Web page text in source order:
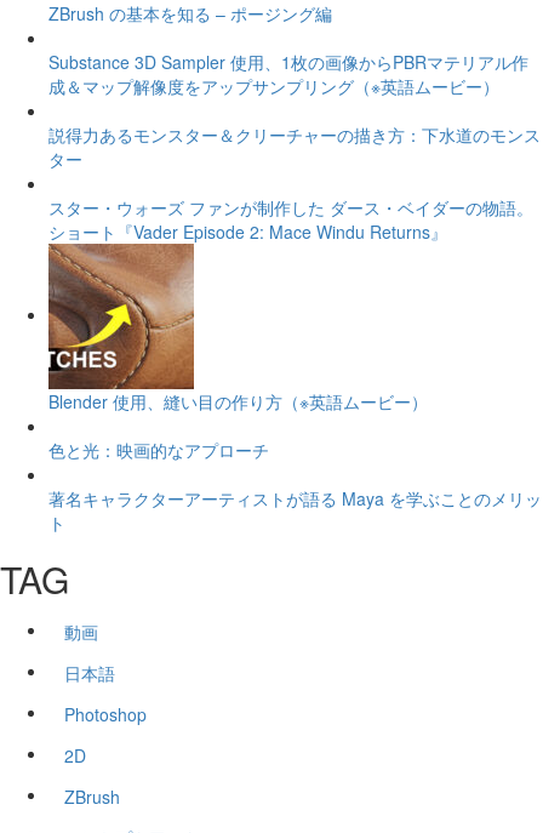
ZBrush の基本を知る – ポージング編
Substance 3D Sampler 使用、1枚の画像からPBRマテリアル作
成＆マップ解像度をアップサンプリング（※英語ムービー）
説得力あるモンスター＆クリーチャーの描き方：下水道のモンス
ター
スター・ウォーズ ファンが制作した ダース・ベイダーの物語。
ショート『Vader Episode 2: Mace Windu Returns』
Blender 使用、縫い目の作り方（※英語ムービー）
色と光：映画的なアプローチ
著名キャラクターアーティストが語る Maya を学ぶことのメリッ
ト
TAG
動画
日本語
Photoshop
2D
ZBrush